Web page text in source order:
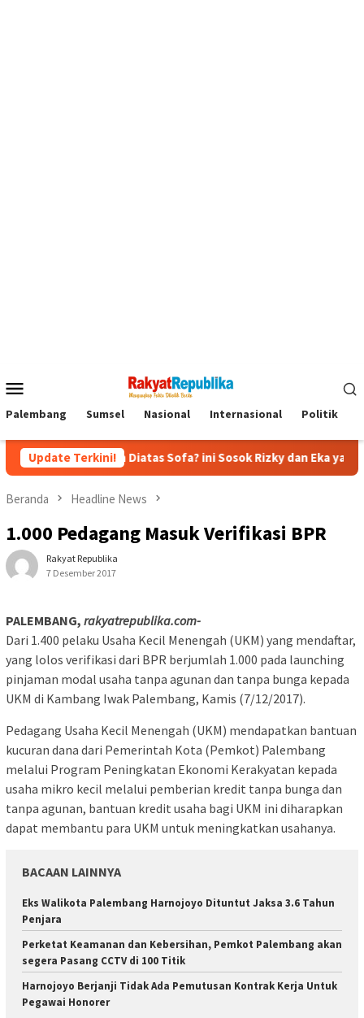
Mobile
Palembang Sumsel Nasional Internasional Politik
Update Terkini!
Diatas Sofa? ini Sosok Rizky dan Eka yang Viral
Beranda Headline News
1.000 Pedagang Masuk Verifikasi BPR
Rakyat Republika
7 Desember 2017
PALEMBANG, rakyatrepublika.com-
Dari 1.400 pelaku Usaha Kecil Menengah (UKM) yang mendaftar,
yang lolos verifikasi dari BPR berjumlah 1.000 pada launching
pinjaman modal usaha tanpa agunan dan tanpa bunga kepada
UKM di Kambang Iwak Palembang, Kamis (7/12/2017).
Pedagang Usaha Kecil Menengah (UKM) mendapatkan bantuan
kucuran dana dari Pemerintah Kota (Pemkot) Palembang
melalui Program Peningkatan Ekonomi Kerakyatan kepada
usaha mikro kecil melalui pemberian kredit tanpa bunga dan
tanpa agunan, bantuan kredit usaha bagi UKM ini diharapkan
dapat membantu para UKM untuk meningkatkan usahanya.
BACAAN LAINNYA
Eks Walikota Palembang Harnojoyo Dituntut Jaksa 3.6 Tahun
Penjara
Perketat Keamanan dan Kebersihan, Pemkot Palembang akan
segera Pasang CCTV di 100 Titik
Harnojoyo Berjanji Tidak Ada Pemutusan Kontrak Kerja Untuk
Pegawai Honorer